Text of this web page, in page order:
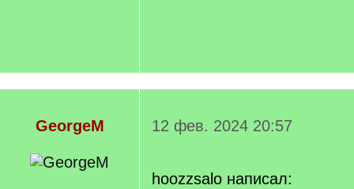
GeorgeM 12 фев. 2024 20:57
hoozzsalo написал: